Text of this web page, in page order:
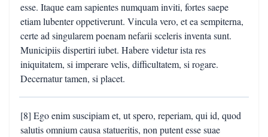
esse. Itaque eam sapientes numquam inviti, fortes saepe
etiam lubenter oppetiverunt. Vincula vero, et ea sempiterna,
certe ad singularem poenam nefarii sceleris inventa sunt.
Municipiis dispertiri iubet. Habere videtur ista res
iniquitatem, si imperare velis, difficultatem, si rogare.
Decernatur tamen, si placet.
[8] Ego enim suscipiam et, ut spero, reperiam, qui id, quod
salutis omnium causa statueritis, non putent esse suae